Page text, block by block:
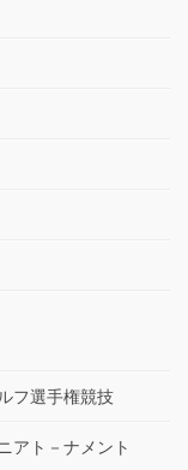
フ選手権競技
アト－ナメント